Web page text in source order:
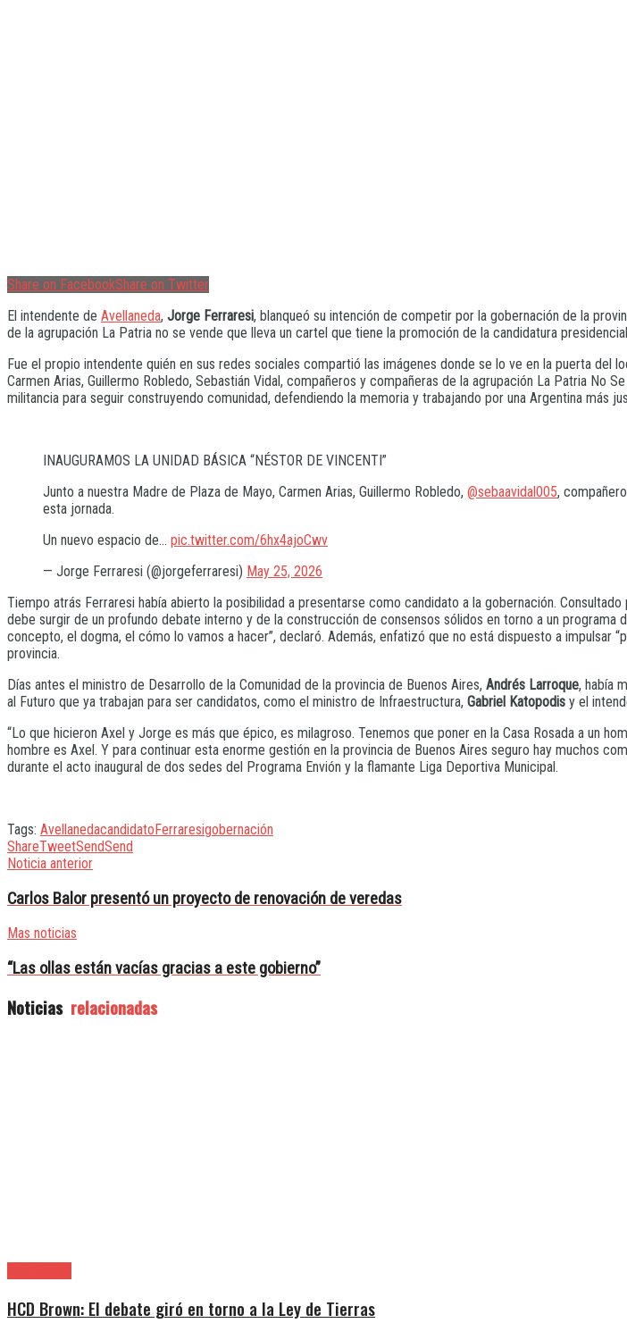
Share on FacebookShare on Twitter
El intendente de Avellaneda, Jorge Ferraresi, blanqueó su intención de competir por la gobernación de la
de la agrupación La Patria no se vende que lleva un cartel que tiene la promoción de la candidatura
Fue el propio intendente quién en sus redes sociales compartió las imágenes donde se lo ve en la puerta del
Carmen Arias, Guillermo Robledo, Sebastián Vidal, compañeros y compañeras de la agrupación La Patria No
militancia para seguir construyendo comunidad, defendiendo la memoria y trabajando por una Argentina más
INAUGURAMOS LA UNIDAD BÁSICA “NÉSTOR DE VINCENTI”
Junto a nuestra Madre de Plaza de Mayo, Carmen Arias, Guillermo Robledo, @sebaavidal005,
esta jornada.
Un nuevo espacio de… pic.twitter.com/6hx4ajoCwv
— Jorge Ferraresi (@jorgeferraresi) May 25, 2026
Tiempo atrás Ferraresi había abierto la posibilidad a presentarse como candidato a la gobernación.
debe surgir de un profundo debate interno y de la construcción de consensos sólidos en torno a un
concepto, el dogma, el cómo lo vamos a hacer”, declaró. Además, enfatizó que no está dispuesto a impulsar
provincia.
Días antes el ministro de Desarrollo de la Comunidad de la provincia de Buenos Aires, Andrés Larroque, había
al Futuro que ya trabajan para ser candidatos, como el ministro de Infraestructura, Gabriel Katopodis y el
“Lo que hicieron Axel y Jorge es más que épico, es milagroso. Tenemos que poner en la Casa Rosada a un
hombre es Axel. Y para continuar esta enorme gestión en la provincia de Buenos Aires seguro hay muchos
durante el acto inaugural de dos sedes del Programa Envión y la flamante Liga Deportiva Municipal.
Tags: AvellanedacandidatoFerraresigobernación
ShareTweetSendSend
Noticia anterior
Carlos Balor presentó un proyecto de renovación de veredas
Mas noticias
“Las ollas están vacías gracias a este gobierno”
Noticias relacionadas
HCD Brown: El debate giró en torno a la Ley de Tierras